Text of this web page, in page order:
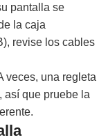
pantalla se
la caja
revise los cables
veces, una regleta
así que pruebe la